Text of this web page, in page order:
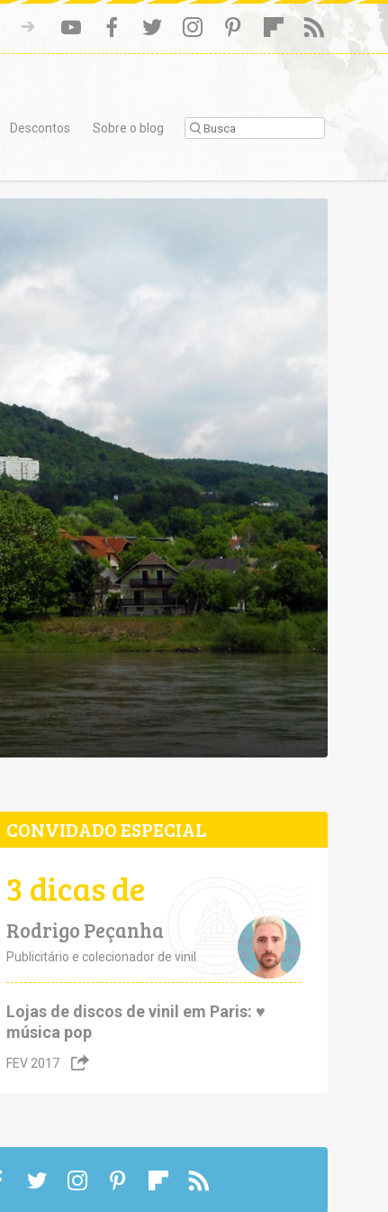
Descontos Sobre o blog
CONVIDADO ESPECIAL
3 dicas de
Rodrigo Peçanha
Publicitário e colecionador de vinil
Lojas de discos de vinil em Paris: ♥
música pop
FEV 2017